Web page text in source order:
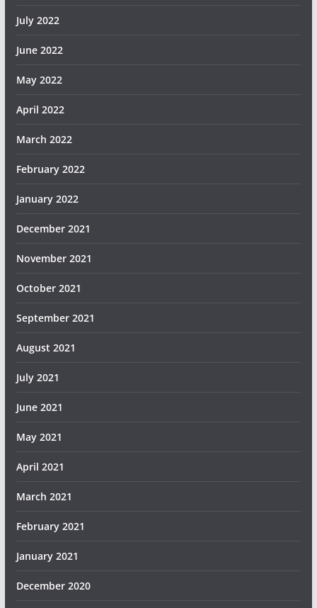
July 2022
June 2022
May 2022
April 2022
March 2022
February 2022
January 2022
December 2021
November 2021
October 2021
September 2021
August 2021
July 2021
June 2021
May 2021
April 2021
March 2021
February 2021
January 2021
December 2020